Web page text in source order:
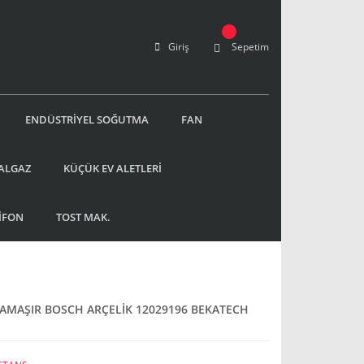
Giriş Sepetim
ENDÜSTRİYEL SOĞUTMA FAN
KÜÇÜK EV ALETLERİ
TOST MAK.
BOSCH ARÇELİK 12029196 BEKATECH